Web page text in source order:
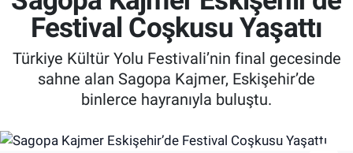
Festival Coşkusu Yaşattı
Türkiye Kültür Yolu Festivali’nin final gecesinde
sahne alan Sagopa Kajmer, Eskişehir’de
binlerce hayranıyla buluştu.
KULİS MEYDANI
1461 TRABZON
FUTBOL
ALT LIGLER
Son Dakika Haberleri
Haber Arşivi